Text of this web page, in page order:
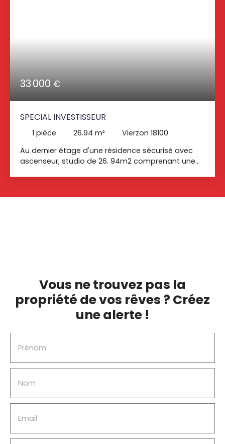
33 000 €
SPECIAL INVESTISSEUR
1 pièce 26.94 m²
Vierzon 18100
Au dernier étage d'une résidence sécurisé avec
ascenseur, studio de 26. 94m2 comprenant une
Vous ne trouvez pas la
propriété de vos rêves ? Créez
une alerte !
Prénom
Nom
Email